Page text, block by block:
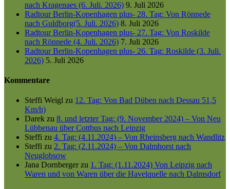
nach Kragenaes (6. Juli. 2026) 9. Juli 2026
Radtour Berlin-Kopenhagen plus- 28. Tag: Von Rönnede
nach Guldborg(5. Juli. 2026) 8. Juli 2026
Radtour Berlin-Kopenhagen plus- 27. Tag: Von Roskilde
nach Rönnede (4. Juli. 2026) 7. Juli 2026
Radtour Berlin-Kopenhagen plus- 26. Tag: Roskilde (3. Juli.
2026) 5. Juli 2026
Kommentare
Steffi Weigl zu 12. Tag: Von Bad Düben nach Dessau 51,5
Km/h)
Darek zu 8. und letzter Tag: (9. November 2024) – Von Neu
Lübbenau über Cottbus nach Leipzig
Steffi zu 4. Tag: (4.11.2024) – Von Rheinsberg nach Wandlitz
Steffi zu 2. Tag: (2.11.2024) – Von Dalmhorst nach
Neuglobsow
Jana Dornbergerzu 1. Tag: (1.11.2024) Von Leipzig nach
Waren und von Waren über die Havelquelle nach Dalmsdorf